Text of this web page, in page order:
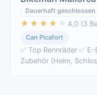
Dauerhaft geschlossen
★★★★★
★★★★★ 4,0 (3
Can Picafort
✅ Top Rennräder ✅
Zubehör (Helm,